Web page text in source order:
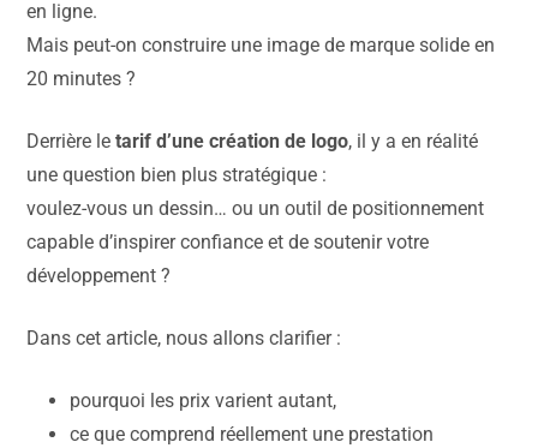
en ligne.
Mais peut-on construire une image de marque solide en
20 minutes ?
Derrière le tarif d’une création de logo, il y a en réalité
une question bien plus stratégique :
voulez-vous un dessin… ou un outil de positionnement
capable d’inspirer confiance et de soutenir votre
développement ?
Dans cet article, nous allons clarifier :
pourquoi les prix varient autant,
ce que comprend réellement une prestation